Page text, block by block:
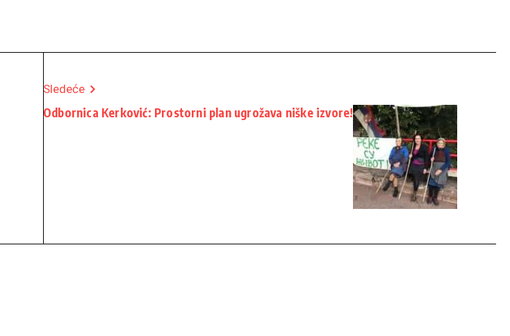
Sledeće
Odbornica Kerković: Prostorni plan ugrožava niške izvore!